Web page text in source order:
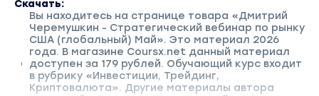
Скачать:
Вы находитесь на странице товара «Дмитрий
Черемушкин - Стратегический вебинар по рынку
США (глобальный) Май». Это материал 2026
года. В магазине Coursx.net данный материал
доступен за 179 рублей. Обучающий курс входит
в рубрику «Инвестиции, Трейдинг,
Криптовалюта». Другие материалы автора